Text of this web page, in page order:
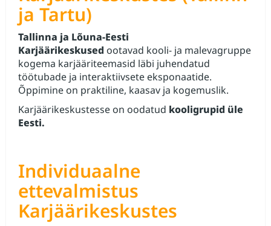
ja Tartu)
Tallinna ja Lõuna‑Eesti
Karjäärikeskused ootavad kooli‑ ja malevagruppe
kogema karjääriteemasid läbi juhendatud
töötubade ja interaktiivsete eksponaatide.
Õppimine on praktiline, kaasav ja kogemuslik.
Karjäärikeskustesse on oodatud kooligrupid üle
Eesti.
Individuaalne
ettevalmistus
Karjäärikeskustes